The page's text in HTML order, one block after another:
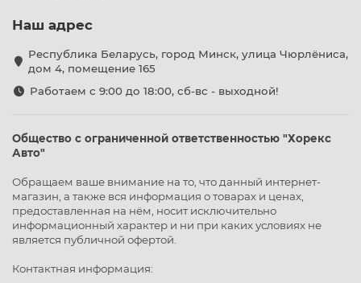
Наш адрес
Республика Беларусь, город Минск, улица Чюрлёниса,
дом 4, помещение 165
Работаем с 9:00 до 18:00, сб-вс - выходной!
Общество с ограниченной ответственностью "Хорекс
Авто"
Обращаем ваше внимание на то, что данный интернет-
магазин, а также вся информация о товарах и ценах,
предоставленная на нём, носит исключительно
информационный характер и ни при каких условиях не
является публичной офертой.
Контактная информация: